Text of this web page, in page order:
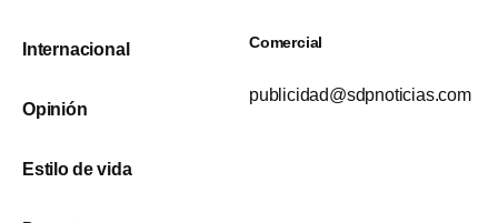
Internacional
Opinión
Estilo de vida
Comercial
publicidad@sdpnoticias.com